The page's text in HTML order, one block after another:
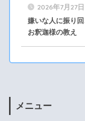
2026年7月27日
嫌いな人に振り
お釈迦様の教え
メニュー